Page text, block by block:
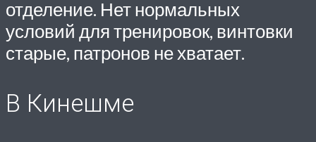
отделение. Нет нормальных
условий для тренировок, винтовки
старые, патронов не хватает.
В Кинешме